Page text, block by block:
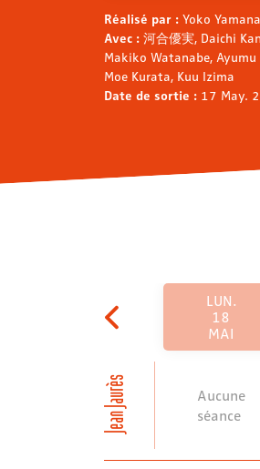
Réalisé par : Yoko
Avec : 河合優実, Daichi
Makiko Watanabe,
Moe Kurata, Kuu Izima
Date de sortie : 17 May.
Jean Jaurès
LUN.
18
MAI
Aucune
séance